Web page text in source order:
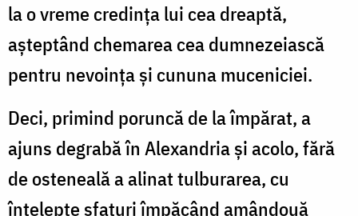
la o vreme credința lui cea dreaptă,
așteptând chemarea cea dumnezeiască
pentru nevoința și cununa muceniciei.
Deci, primind poruncă de la împărat, a
ajuns degrabă în Alexandria și acolo, fără
de osteneală a alinat tulburarea, cu
înțelepte sfaturi împăcând amândouă